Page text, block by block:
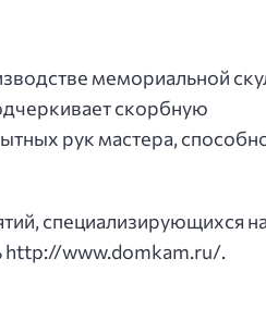
мемориальной
скорбную
рук мастера,
специализирующихся
http://www.domkam.ru/.